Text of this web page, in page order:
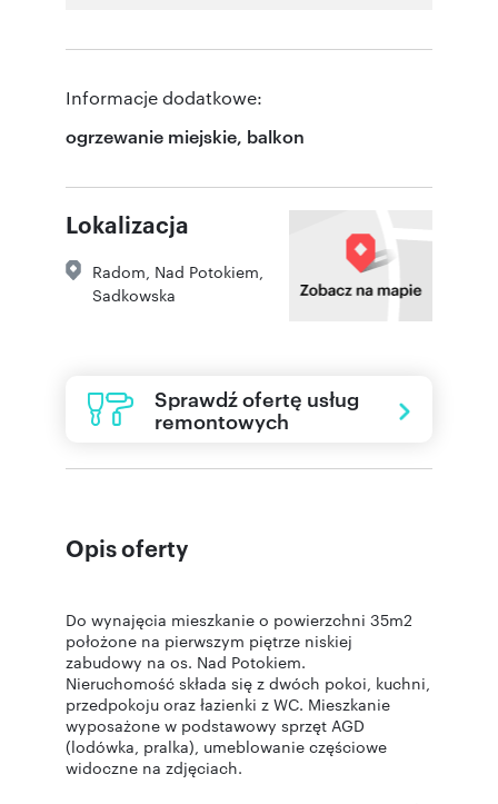
Informacje dodatkowe:
ogrzewanie miejskie, balkon
Lokalizacja
Radom Nad Potokiem
Sadkowska
Sprawdź ofertę usług
remontowych
Opis oferty
Do wynajęcia mieszkanie o powierzchni 35m2
położone na pierwszym piętrze niskiej
zabudowy na os. Nad Potokiem.
Nieruchomość składa się z dwóch pokoi, kuchni,
przedpokoju oraz łazienki z WC. Mieszkanie
wyposażone w podstawowy sprzęt AGD
(lodówka, pralka), umeblowanie częściowe
widoczne na zdjęciach.